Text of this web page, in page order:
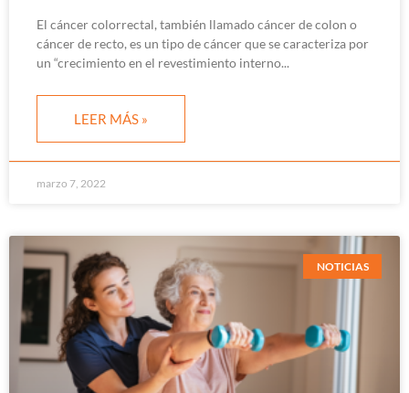
El cáncer colorrectal, también llamado cáncer de colon o
cáncer de recto, es un tipo de cáncer que se caracteriza por
un “crecimiento en el revestimiento interno
LEER MÁS »
marzo 7, 2022
NOTICIAS